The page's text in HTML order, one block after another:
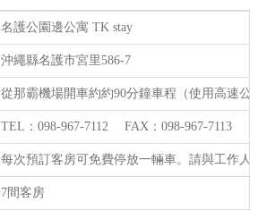
名護公園邊公寓 TK stay
沖繩縣名護市宮里586-7
從那霸機場開車約約90分鐘車程（使用高速公
TEL：098-967-7112 FAX：098-967-7113
每次預訂客房可免費停放一輛車。請與工作人
7間客房